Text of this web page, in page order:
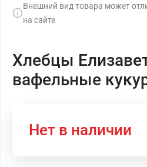
Внешний вид товара может
на сайте
Хлебцы
вафельные
Нет в наличии